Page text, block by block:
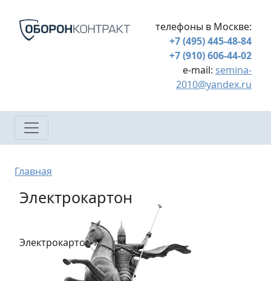
телефоны в Москве:
+7 (495) 445-48-84
+7 (910) 606-44-02
e-mail: semina-
2010@yandex.ru
Строка навигации
Главная
Электрокартон
Электрокартон купить